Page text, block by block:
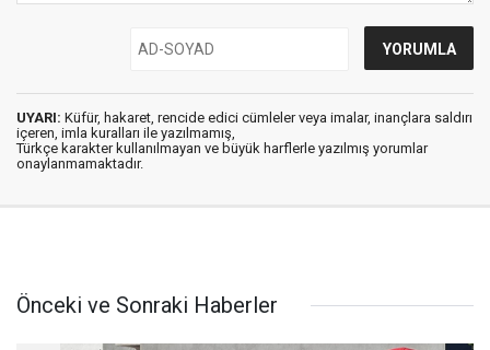
UYARI: Küfür, hakaret, rencide edici cümleler veya imalar, inançlara saldırı
içeren, imla kuralları ile yazılmamış,
Türkçe karakter kullanılmayan ve büyük harflerle yazılmış yorumlar
onaylanmamaktadır.
Önceki ve Sonraki Haberler